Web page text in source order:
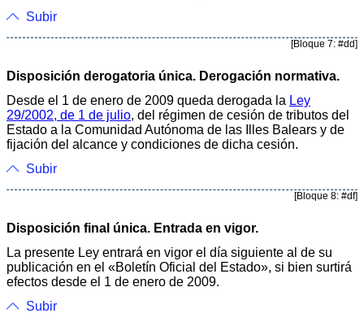
Subir
[Bloque 7: #dd]
Disposición derogatoria única. Derogación normativa.
Desde el 1 de enero de 2009 queda derogada la Ley
29/2002, de 1 de julio, del régimen de cesión de tributos del
Estado a la Comunidad Autónoma de las Illes Balears y de
fijación del alcance y condiciones de dicha cesión.
Subir
[Bloque 8: #df]
Disposición final única. Entrada en vigor.
La presente Ley entrará en vigor el día siguiente al de su
publicación en el «Boletín Oficial del Estado», si bien surtirá
efectos desde el 1 de enero de 2009.
Subir